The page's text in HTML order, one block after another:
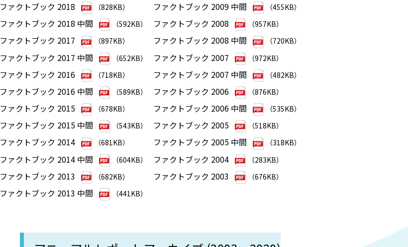
ファクトブック 2018 （828KB）
ファクトブック 2018 中間 （592KB）
ファクトブック 2017 （897KB）
ファクトブック 2017 中間 （652KB）
ファクトブック 2016 （718KB）
ファクトブック 2016 中間 （589KB）
ファクトブック 2015 （678KB）
ファクトブック 2015 中間 （543KB）
ファクトブック 2014 （681KB）
ファクトブック 2014 中間 （604KB）
ファクトブック 2013 （682KB）
ファクトブック 2013 中間 （441KB）
ファクトブック 2009 中間 （455KB）
ファクトブック 2008 （957KB）
ファクトブック 2008 中間 （720KB）
ファクトブック 2007 （972KB）
ファクトブック 2007 中間 （482KB）
ファクトブック 2006 （876KB）
ファクトブック 2006 中間 （535KB）
ファクトブック 2005 （518KB）
ファクトブック 2005 中間 （318KB）
ファクトブック 2004 （283KB）
ファクトブック 2003 （676KB）